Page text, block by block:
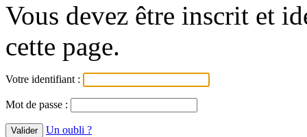
Vous devez être inscrit et
cette page.
Votre identifiant :
Mot de passe :
Un oubli ?